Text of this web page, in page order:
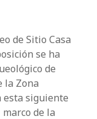
de Sitio Casa
se ha
de
la Zona
esta siguiente
de la